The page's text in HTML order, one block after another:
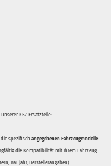
KFZ-Ersatzteile:
spezifisch angegebenen Fahrzeugmodelle
die Kompatibilität mit Ihrem Fahrzeug
Baujahr, Herstellerangaben).